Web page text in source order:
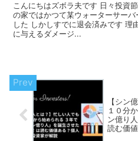
こんにちはズボラ夫です 日々投資
の家ではかつて某ウォーターサー
した しかしすでに退会済みです 理
に与えるダメージ...
【シン
１０分
ン億り
読む価